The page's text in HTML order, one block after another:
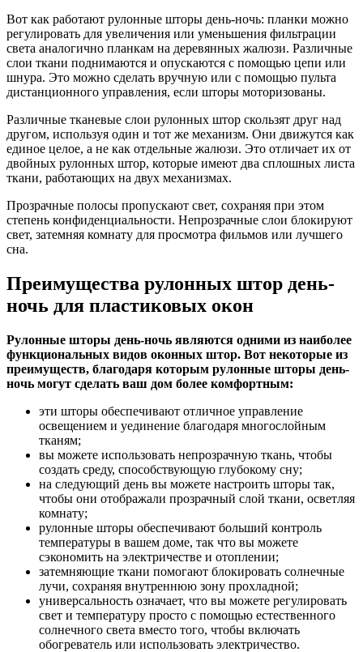
Вот как работают рулонные шторы день-ночь: планки можно
регулировать для увеличения или уменьшения фильтрации
света аналогично планкам на деревянных жалюзи. Различные
слои ткани поднимаются и опускаются с помощью цепи или
шнура. Это можно сделать вручную или с помощью пульта
дистанционного управления, если шторы моторизованы.
Различные тканевые слои рулонных штор скользят друг над
другом, используя один и тот же механизм. Они движутся как
единое целое, а не как отдельные жалюзи. Это отличает их от
двойных рулонных штор, которые имеют два сплошных листа
ткани, работающих на двух механизмах.
Прозрачные полосы пропускают свет, сохраняя при этом
степень конфиденциальности. Непрозрачные слои блокируют
свет, затемняя комнату для просмотра фильмов или лучшего
сна.
Преимущества рулонных штор день-
ночь для пластиковых окон
Рулонные шторы день-ночь являются одними из наиболее
функциональных видов оконных штор. Вот некоторые из
преимуществ, благодаря которым рулонные шторы день-
ночь могут сделать ваш дом более комфортным:
эти шторы обеспечивают отличное управление
освещением и уединение благодаря многослойным
тканям;
вы можете использовать непрозрачную ткань, чтобы
создать среду, способствующую глубокому сну;
на следующий день вы можете настроить шторы так,
чтобы они отображали прозрачный слой ткани, осветляя
комнату;
рулонные шторы обеспечивают больший контроль
температуры в вашем доме, так что вы можете
сэкономить на электричестве и отоплении;
затемняющие ткани помогают блокировать солнечные
лучи, сохраняя внутреннюю зону прохладной;
универсальность означает, что вы можете регулировать
свет и температуру просто с помощью естественного
солнечного света вместо того, чтобы включать
обогреватель или использовать электричество.